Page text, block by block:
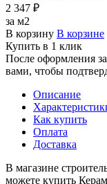
2 347 ₽
за м2
В корзину В корзине
Купить в 1 клик
После оформления
вами, чтобы
Описание
Как купить
Оплата
Доставка
В магазине
можете купить